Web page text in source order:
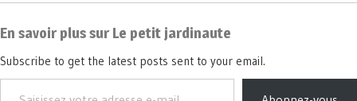
En savoir plus sur Le petit jardinaute
Subscribe to get the latest posts sent to your email.